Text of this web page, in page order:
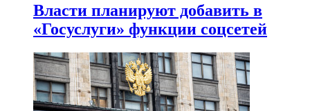
Власти планируют добавить в
«Госуслуги» функции соцсетей